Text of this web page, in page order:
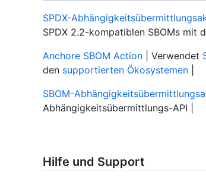
SPDX-
SPDX 2.2-kompatiblen SBOMs mit
Anchore SBOM Action | Verwendet
den supportierten Ökosystemen
SBOM-
Abhängigkeitsübermittlungs-API |
Hilfe und Support